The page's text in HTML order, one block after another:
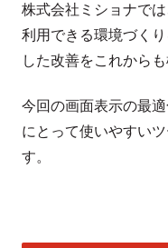
株式会社ミショナで
利用できる環境づく
した改善をこれから
今回の画面表示の最
にとって使いやすい
す。